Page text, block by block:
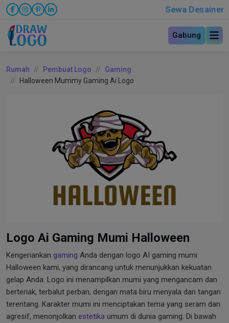
Sewa Desainer
Gabung
Rumah Pembuat Logo
Gaming
Halloween Mummy Gaming Ai Logo
Logo Ai Gaming Mumi Halloween
Kengeriankan gaming Anda dengan logo AI gaming mumi
Halloween kami, yang dirancang untuk menunjukkan kekuatan
gelap Anda. Logo ini menampilkan mumi yang mengancam dan
berteriak, terbalut perban, dengan mata biru menyala dan tangan
terentang. Karakter mumi ini menciptakan tema yang seram dan
agresif, menonjolkan estetika umum di dunia gaming. Di bawah